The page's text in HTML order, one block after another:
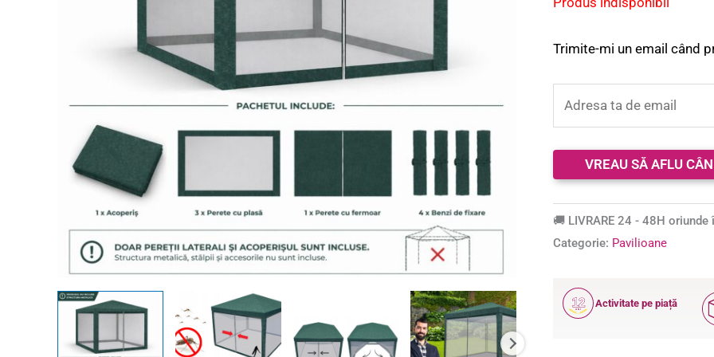
Trimite-mi un email când
🚚 LIVRARE 24 - 48H
Categorie: Pavilioane
12
ANI
Activitate pe piață